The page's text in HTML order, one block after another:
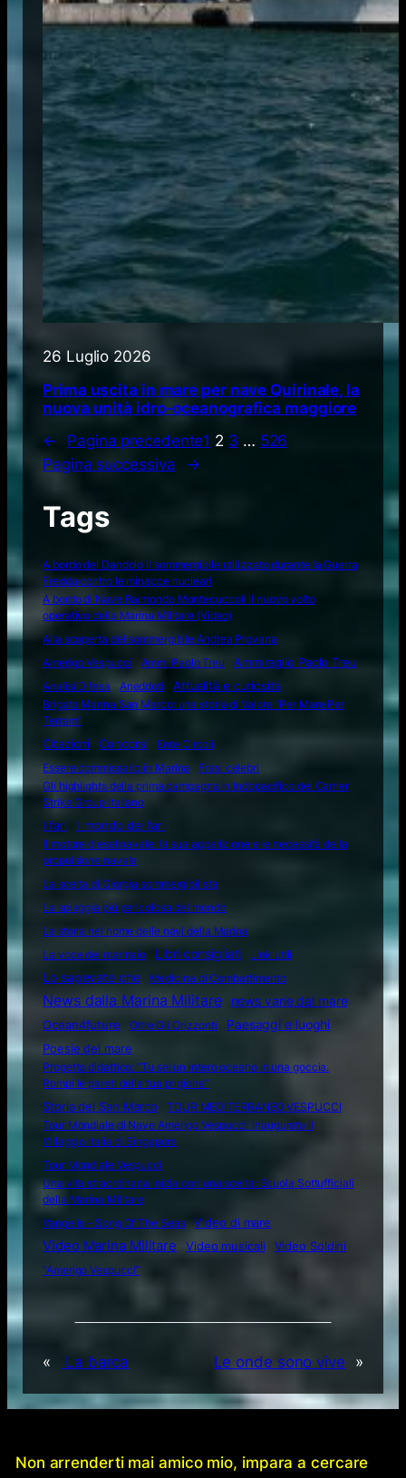
26 Luglio 2026
Prima uscita in mare per nave Quirinale, la
nuova unità idro-oceanografica maggiore
←
Pagina precedente1 2 3 … 526
Pagina successiva
→
Tags
A bordo del Dandolo il sommergibile utilizzato durante la Guerra
Fredda contro le minacce nucleari
A bordo di Nave Raimondo Montecuccoli il nuovo volto
operativo della Marina Militare (Video)
Alla scoperta del sommergibile Andrea Provana
Amerigo Vespucci
Amm. Paolo Treu
Ammiraglio Paolo Treu
Analisi Difesa
Aneddoti Attualità e curiosità
Brigata Marina San Marco: una storia di Valore "Per Mare Per
Terram"
Citazioni
Concorsi
Ente Circoli
Essere commissario in Marina
Frasi celebri
Gli highlights della prima campagna in Indopacifico del Carrier
Strike Group italiano
I fari
Il mondo dei fari
Il motore diesel navale: la sua apparizione e le necessità della
propulsione navale
La scelta di Giorgia sommergibilista
La spiaggia più pericolosa del mondo
La storia nel nome delle navi della Marina
La voce del marinaio
Libri consigliati Link utili
Lo sapevate che Medicina di Combattimento
News dalla Marina Militare
news varie dal mare
Ocean4future
Oltre Gli Orizzonti
Paesaggi e luoghi
Poesie del mare
Progetto didattico: “Tu sei un intero oceano in una goccia.
Rompi le pareti della tua prigione”
Storia del San Marco
TOUR MEDITERRANEO VESPUCCI
Tour Mondiale di Nave Amerigo Vespucci: inaugurato il
Villaggio Italia di Singapore
Tour Mondiale Vespucci
Una vita straordinaria inizia con una scelta: Scuola Sottufficiali
della Marina Militare
Vangelis – Song Of The Seas
Video di mare
Video Marina Militare Video musicali
Video Soldini
“Amerigo Vespucci”
« La barca Le onde sono vive »
Non arrenderti mai amico mio, impara a cercare